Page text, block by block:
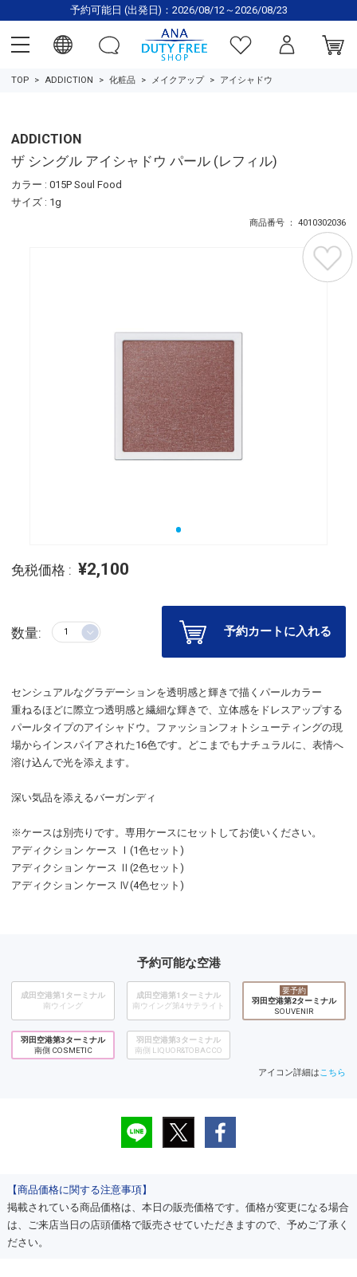
予約可能日 (出発日)：2026/08/12～2026/08/23
TOP ADDICTION 化粧品 メイクアップ アイシャドウ
ADDICTION
ザ シングル アイシャドウ パール (レフィル)
カラー : 015P Soul Food
サイズ : 1g
商品番号 ： 4010302036
免税価格 : ¥2,100
数量: 予約カートに入れる
センシュアルなグラデーションを透明感と輝きで描くパールカラー
重ねるほどに際立つ透明感と繊細な輝きで、立体感をドレスアップする
パールタイプのアイシャドウ。ファッションフォトシューティングの現
場からインスパイアされた16色です。どこまでもナチュラルに、表情へ
溶け込んで光を添えます。
深い気品を添えるバーガンディ
※ケースは別売りです。専用ケースにセットしてお使いください。
アディクション ケース Ⅰ(1色セット)
アディクション ケース Ⅱ(2色セット)
アディクション ケース Ⅳ(4色セット)
予約可能な空港
成田空港第1ターミナル
南ウイング
成田空港第1ターミナル
南ウイング第4サテライト
要予約
羽田空港第2ターミナル
SOUVENIR
羽田空港第3ターミナル
南側 COSMETIC
羽田空港第3ターミナル
南側 LIQUOR&TOBACCO
アイコン詳細はこちら
【商品価格に関する注意事項】
掲載されている商品価格は、本日の販売価格です。価格が変更になる場合
は、ご来店当日の店頭価格で販売させていただきますので、予めご了承く
ださい。